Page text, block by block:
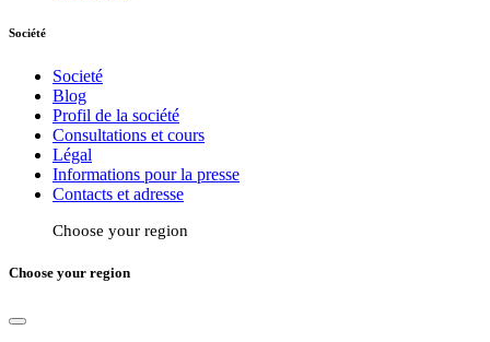
Société
Societé
Blog
Profil de la société
Consultations et cours
Légal
Informations pour la presse
Contacts et adresse
Choose your region
Choose your region